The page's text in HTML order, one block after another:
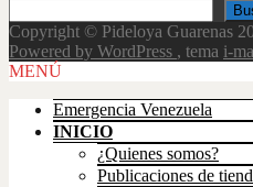
Copyright © Pideloya Guarenas
Powered by WordPress , tema i-
Scroll
MENÚ
Emergencia Venezuela
INICIO
¿Quienes somos?
Publicaciones de